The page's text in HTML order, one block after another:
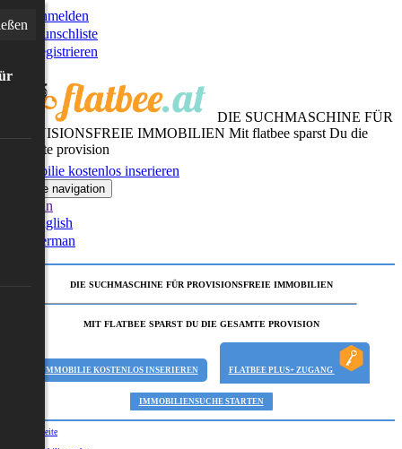
Anmelden
Wunschliste
Registrieren
DIE SUCHMASCHINE FÜR
PROVISIONSFREIE IMMOBILIEN Mit flatbee sparst Du die
gesamte provision
Immobilie kostenlos inserieren
Toggle navigation
German
English
German
DIE SUCHMASCHINE FÜR PROVISIONSFREIE IMMOBILIEN
MIT FLATBEE SPARST DU DIE GESAMTE PROVISION
IMMOBILIE KOSTENLOS INSERIEREN FLATBEE PLUS+ ZUGANG
IMMOBILIENSUCHE STARTEN
Startseite